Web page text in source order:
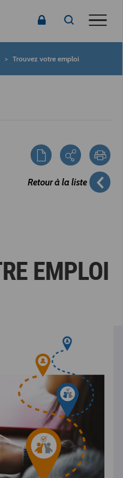
Trouvez votre emploi
Retour à la liste
EMPLOI